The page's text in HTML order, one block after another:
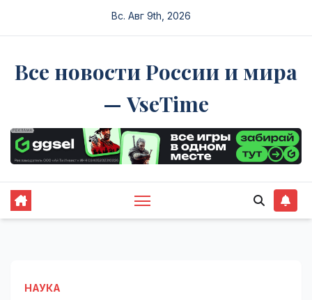
Вс. Авг 9th, 2026
Все новости России и мира
— VseTime
НАУКА